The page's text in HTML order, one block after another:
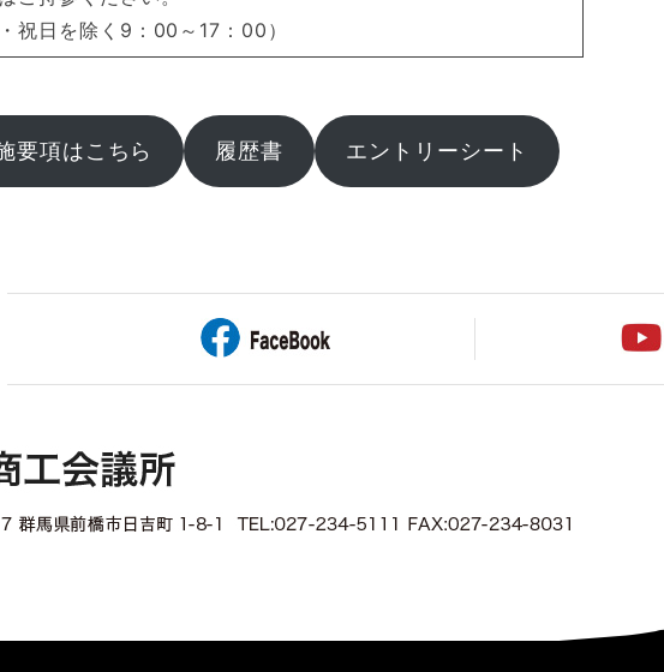
・祝日を除く9：00～17：00）
要項はこちら 履歴書 エントリーシート